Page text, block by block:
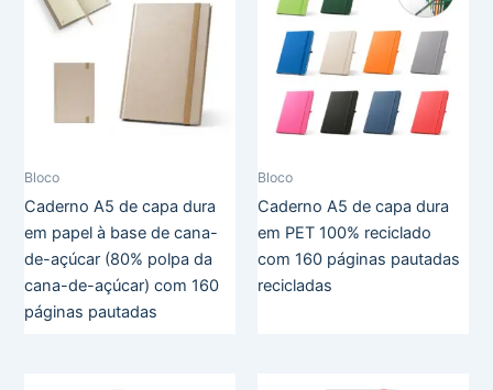
Bloco
Caderno A5 de capa dura
em papel à base de cana-
de-açúcar (80% polpa da
cana-de-açúcar) com 160
páginas pautadas
Bloco
Caderno A5 de capa dura
em PET 100% reciclado
com 160 páginas pautadas
recicladas